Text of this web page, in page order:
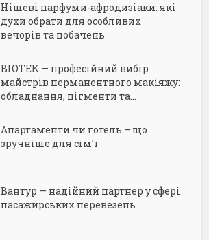
Нішеві парфуми-афродизіаки: які
духи обрати для особливих
вечорів та побачень
BIOTEK — професійний вибір
майстрів перманентного макіяжу:
обладнання, пігменти та...
Апартаменти чи готель – що
зручніше для сім’ї
Вантур — надійний партнер у сфері
пасажирських перевезень